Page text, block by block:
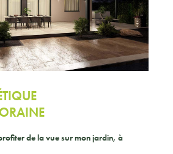
de la vue sur mon jardin, à